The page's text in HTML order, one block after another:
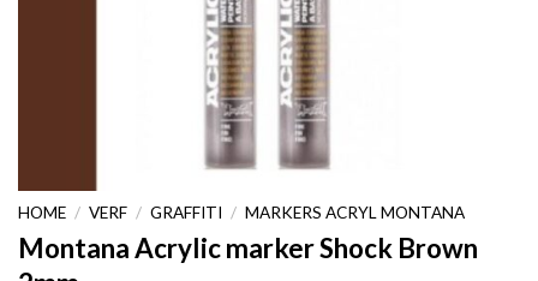
HOME / VERF / GRAFFITI / MARKERS ACRYL MONTANA
Montana Acrylic marker Shock Brown